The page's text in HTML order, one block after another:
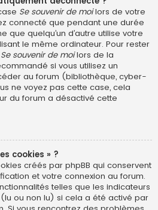
Se souvenir de moilors de votre
connecté que pendant une durée
que quelqu’un d’autre utilise votre
le même ordinateur. Pour rester
Se souvenir de moilors de la
si vous utilisez un
au forum (bibliothèque, cyber-
ne voyez pas cette case, cela
du forum a désactivé cette
cookies » ?
créés par phpBB qui conservent
et votre connexion au forum.
telles que les indicateurs
ou non lu) si cela a été activé par